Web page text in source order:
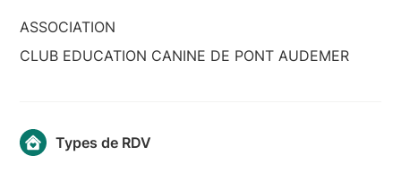
ASSOCIATION
CLUB EDUCATION CANINE DE PONT AUDEMER
Types de RDV